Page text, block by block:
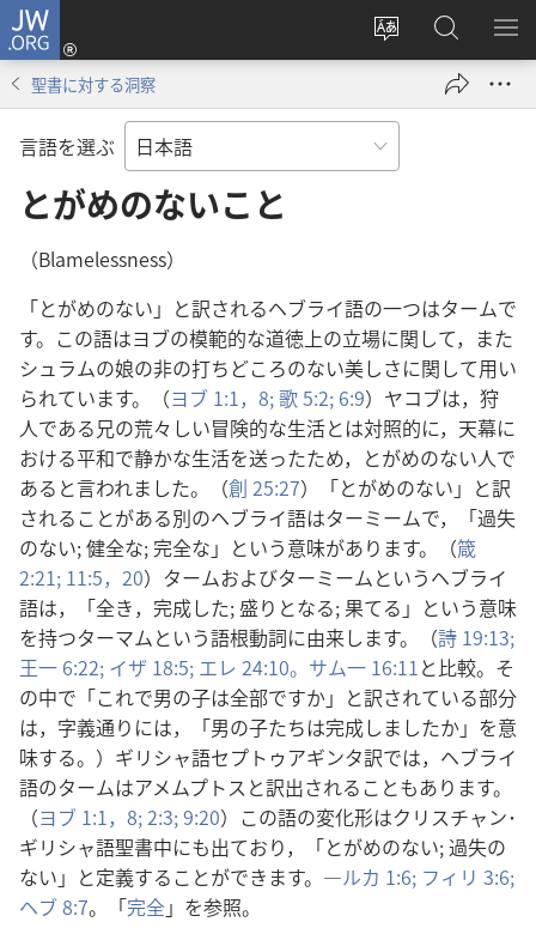
JW.ORG
サ
ト
の
言
る
ロ
グ
ン
し
開
く）
JW.ORG
の
検
メ
を
聖書に対する洞察
言語を選ぶ
とがめのないこと
（Blamelessness）
「とがめのない」と訳されるヘブライ語の一つはタームで
す。この語はヨブの模範的な道徳上の立場に関して，また
シュラムの娘の非の打ちどころのない美しさに関して用い
られています。（ヨブ 1:1， 8;歌 5:2; 6:9）ヤコブは，狩
人である兄の荒々しい冒険的な生活とは対照的に，天幕に
おける平和で静かな生活を送ったため，とがめのない人で
あると言われました。（創 25:27）「とがめのない」と訳
されることがある別のヘブライ語はターミームで，「過失
のない; 健全な; 完全な」という意味があります。（箴
2:21; 11:5， 20）タームおよびターミームというヘブライ
語は，「全き，完成した; 盛りとなる; 果てる」という意味
を持つターマムという語根動詞に由来します。（詩 19:13;
王一 6:22; イザ 18:5; エレ 24:10。 サム一 16:11と比較。そ
の中で「これで男の子は全部ですか」と訳されている部分
は，字義通りには，「男の子たちは完成しましたか」を意
味する。）ギリシャ語セプトゥアギンタ訳では，ヘブライ
語のタームはアメムプトスと訳出されることもあります。
（ヨブ 1:1， 8;2:3;9:20）この語の変化形はクリスチャン･
ギリシャ語聖書中にも出ており，「とがめのない; 過失の
ない」と定義することができます。―ルカ 1:6; フィリ 3:6;
ヘブ 8:7。「完全」を参照。